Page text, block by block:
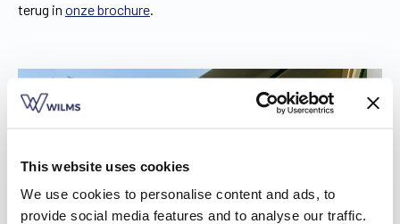
This website uses cookies
We use cookies to personalise content and ads, to
provide social media features and to analyse our traffic.
terug in onze brochure.